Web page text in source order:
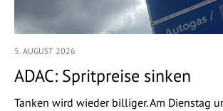
5. AUGUST 2026
ADAC: Spritpreise sinken
Tanken wird wieder billiger. Am Dienstag